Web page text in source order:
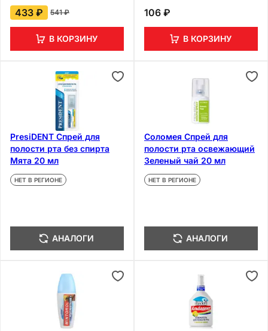
433 ₽ 541 ₽
В КОРЗИНУ
106 ₽
В КОРЗИНУ
PresiDENT Спрей для
полости рта без спирта
Мята 20 мл
НЕТ В РЕГИОНЕ
АНАЛОГИ
Соломея Спрей для
полости рта освежающий
Зеленый чай 20 мл
НЕТ В РЕГИОНЕ
АНАЛОГИ